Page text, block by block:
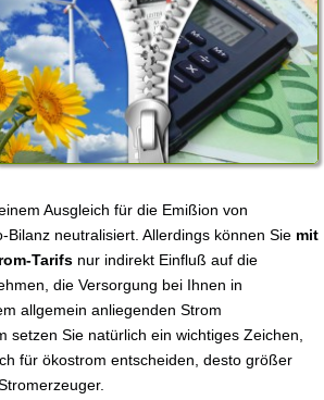
Ausgleich für die Emißion von
Bilanz neutralisiert. Allerdings können Sie mit
Tarifs nur indirekt Einfluß auf die
die Versorgung bei Ihnen in
allgemein anliegenden Strom
setzen Sie natürlich ein wichtiges Zeichen,
für ökostrom entscheiden, desto größer